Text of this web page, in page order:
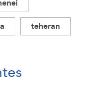
teheran